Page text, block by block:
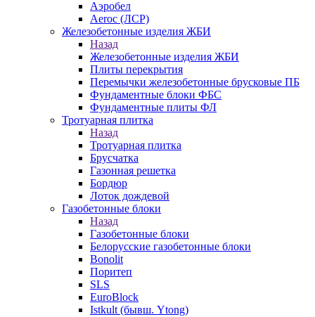
Аэробел
Aeroc (ЛСР)
Железобетонные изделия ЖБИ
Назад
Железобетонные изделия ЖБИ
Плиты перекрытия
Перемычки железобетонные брусковые ПБ
Фундаментные блоки ФБС
Фундаментные плиты ФЛ
Тротуарная плитка
Назад
Тротуарная плитка
Брусчатка
Газонная решетка
Бордюр
Лоток дождевой
Газобетонные блоки
Назад
Газобетонные блоки
Белорусские газобетонные блоки
Bonolit
Поритеп
SLS
EuroBlock
Istkult (бывш. Ytong)